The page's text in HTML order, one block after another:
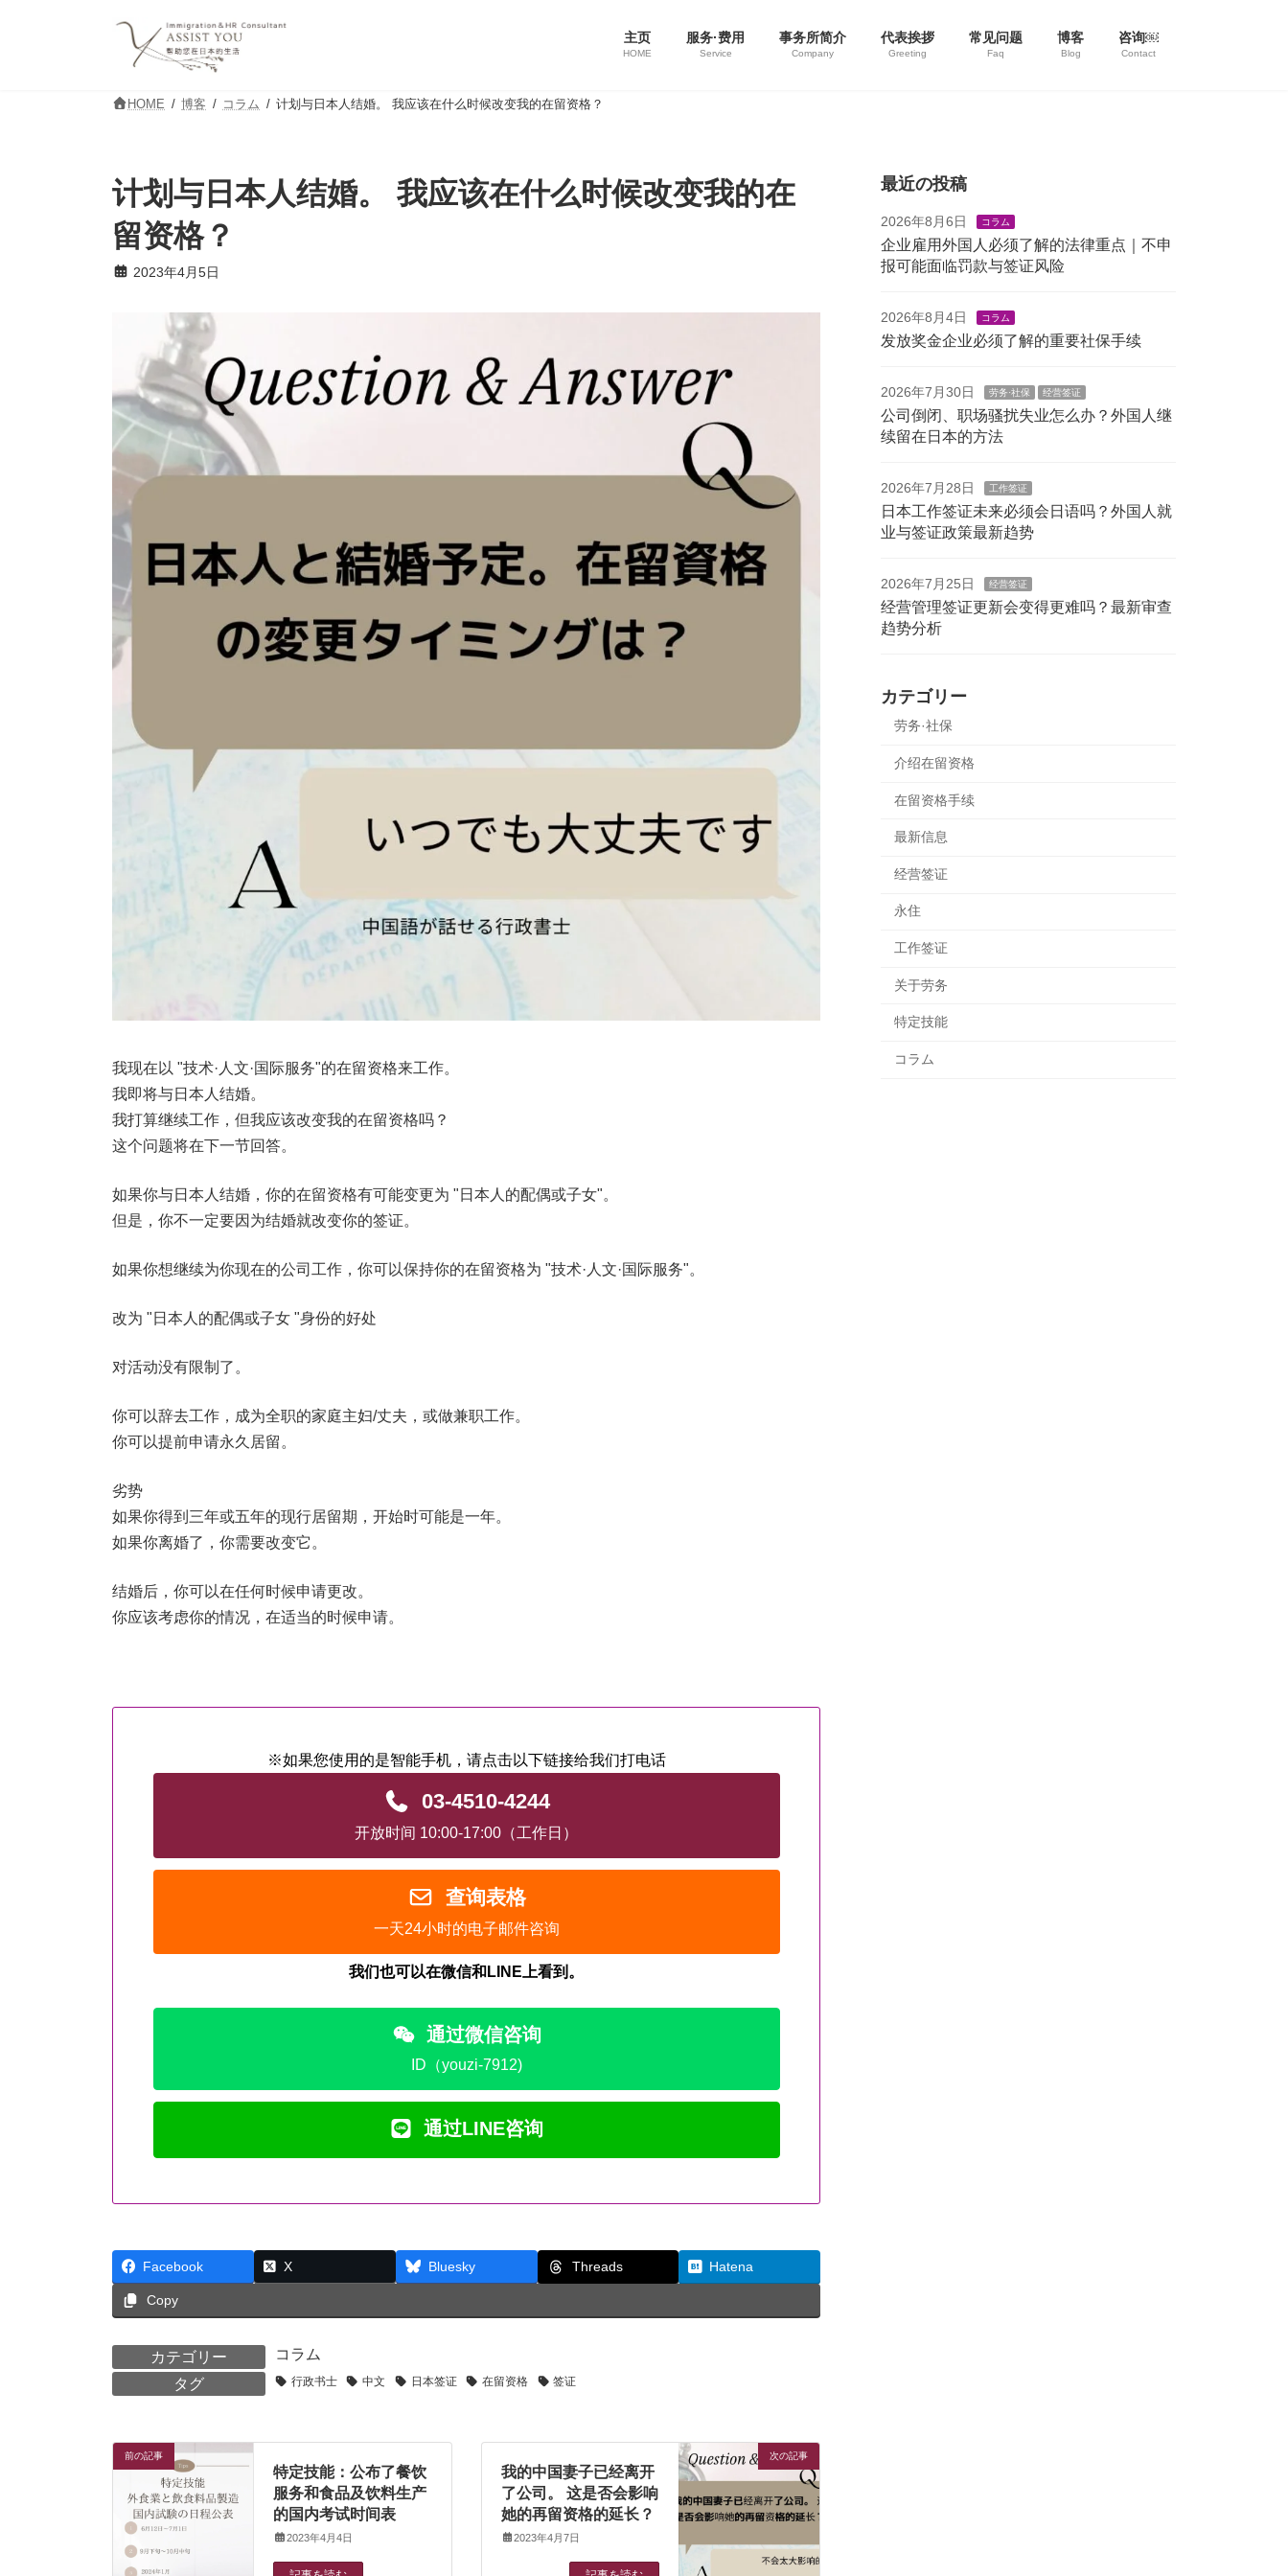
主页
HOME
服务·费用
Service
事务所简介
Company
代表挨拶
Greeting
常见问题
Faq
博客
Blog
咨询￼
Contact
HOME 博客 コラム 计划与日本人结婚。 我应该在什么时候改变我的在留资格？
计划与日本人结婚。 我应该在什么时候改变我的在
留资格？
2023年4月5日
我现在以 "技术·人文·国际服务"的在留资格来工作。
我即将与日本人结婚。
我打算继续工作，但我应该改变我的在留资格吗？
这个问题将在下一节回答。
如果你与日本人结婚，你的在留资格有可能变更为 "日本人的配偶或子女"。
但是，你不一定要因为结婚就改变你的签证。
如果你想继续为你现在的公司工作，你可以保持你的在留资格为 "技术·人文·国际服务"。
改为 "日本人的配偶或子女 "身份的好处
对活动没有限制了。
你可以辞去工作，成为全职的家庭主妇/丈夫，或做兼职工作。
你可以提前申请永久居留。
劣势
如果你得到三年或五年的现行居留期，开始时可能是一年。
如果你离婚了，你需要改变它。
结婚后，你可以在任何时候申请更改。
你应该考虑你的情况，在适当的时候申请。
※如果您使用的是智能手机，请点击以下链接给我们打电话
03-4510-4244
开放时间 10:00-17:00（工作日）
查询表格
一天24小时的电子邮件咨询
我们也可以在微信和LINE上看到。
通过微信咨询
ID（youzi-7912)
通过LINE咨询
Facebook X Bluesky Threads Hatena
Copy
カテゴリー
コラム
タグ
行政书士 中文 日本签证 在留资格 签证
前の記事
特定技能：公布了餐饮
服务和食品及饮料生产
的国内考试时间表
2023年4月4日
次の記事
我的中国妻子已经离开
了公司。 这是否会影响
她的再留资格的延长？
2023年4月7日
最近の投稿
2026年8月6日 コラム
企业雇用外国人必须了解的法律重点｜不申
报可能面临罚款与签证风险
2026年8月4日 コラム
发放奖金企业必须了解的重要社保手续
2026年7月30日 劳务·社保 经营签证
公司倒闭、职场骚扰失业怎么办？外国人继
续留在日本的方法
2026年7月28日 工作签证
日本工作签证未来必须会日语吗？外国人就
业与签证政策最新趋势
2026年7月25日 经营签证
经营管理签证更新会变得更难吗？最新审查
趋势分析
カテゴリー
劳务·社保
介绍在留资格
在留资格手续
最新信息
经营签证
永住
工作签证
关于劳务
特定技能
コラム